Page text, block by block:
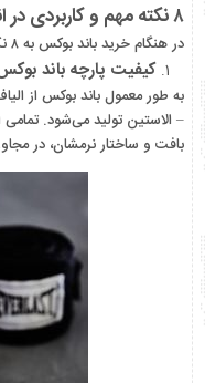
۸ نکته مهم و کاربردی در انتخاب و خرید باند بوکس
در هنگام خرید باند بوکس به ۸ نکته مهم زیر توجه کنید:
کیفیت پارچه باند
– الاستین تولید می‌شود.
بافت و ساختار نرمشان، در